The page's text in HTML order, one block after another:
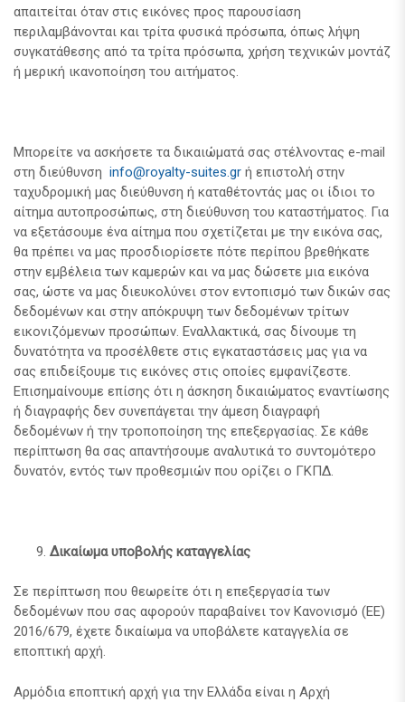
απαιτείται όταν στις εικόνες προς παρουσίαση
περιλαμβάνονται και τρίτα φυσικά πρόσωπα, όπως λήψη
συγκατάθεσης από τα τρίτα πρόσωπα, χρήση τεχνικών μοντάζ
ή μερική ικανοποίηση του αιτήματος.
Μπορείτε να ασκήσετε τα δικαιώματά σας στέλνοντας e-mail
στη διεύθυνση info@royalty-suites.gr ή επιστολή στην
ταχυδρομική μας διεύθυνση ή καταθέτοντάς μας οι ίδιοι το
αίτημα αυτοπροσώπως, στη διεύθυνση του καταστήματος. Για
να εξετάσουμε ένα αίτημα που σχετίζεται με την εικόνα σας,
θα πρέπει να μας προσδιορίσετε πότε περίπου βρεθήκατε
στην εμβέλεια των καμερών και να μας δώσετε μια εικόνα
σας, ώστε να μας διευκολύνει στον εντοπισμό των δικών σας
δεδομένων και στην απόκρυψη των δεδομένων τρίτων
εικονιζόμενων προσώπων. Εναλλακτικά, σας δίνουμε τη
δυνατότητα να προσέλθετε στις εγκαταστάσεις μας για να
σας επιδείξουμε τις εικόνες στις οποίες εμφανίζεστε.
Επισημαίνουμε επίσης ότι η άσκηση δικαιώματος εναντίωσης
ή διαγραφής δεν συνεπάγεται την άμεση διαγραφή
δεδομένων ή την τροποποίηση της επεξεργασίας. Σε κάθε
περίπτωση θα σας απαντήσουμε αναλυτικά το συντομότερο
δυνατόν, εντός των προθεσμιών που ορίζει ο ΓΚΠΔ.
Δικαίωμα υποβολής καταγγελίας
Σε περίπτωση που θεωρείτε ότι η επεξεργασία των
δεδομένων που σας αφορούν παραβαίνει τον Κανονισμό (ΕΕ)
2016/679, έχετε δικαίωμα να υποβάλετε καταγγελία σε
εποπτική αρχή.
Αρμόδια εποπτική αρχή για την Ελλάδα είναι η Αρχή